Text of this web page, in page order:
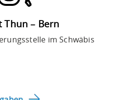
Thun – Bern
im Schwäbis